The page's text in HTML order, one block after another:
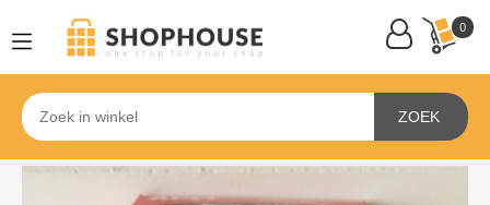
0
ZOEK